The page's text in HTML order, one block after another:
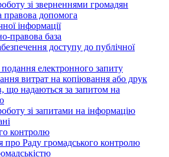
зі зверненнями громадян
правова допомога
інформації
правова база
доступу до публічної
електронного запиту
витрат на копіювання або друк
що надаються за запитом на
зі запитами на інформацію
контролю
Раду громадського контролю